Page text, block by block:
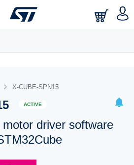
saved searches.
X-CUBE-SPN15
ACTIVE
driver software